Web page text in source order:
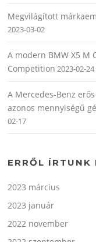
Megvilágított
2023-03-02
A modern BMW X5 M
Competition 2023-02-24
A Mercedes-Benz
azonos mennyiségű
02-17
ERRŐL ÍRTUNK
2023 március
2023 január
2022 november